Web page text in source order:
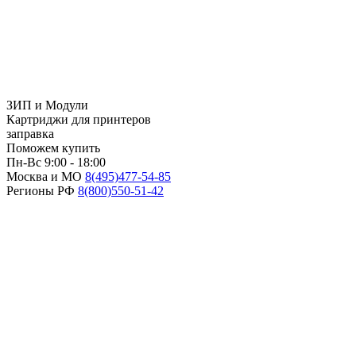
ЗИП и Модули
Картриджи для принтеров
заправка
Поможем купить
Пн-Вс 9:00 - 18:00
Москва и МО 8(495)477-54-85
Регионы РФ 8(800)550-51-42